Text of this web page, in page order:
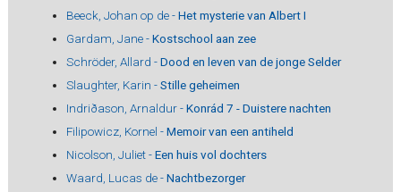
Beeck, Johan op de -Het mysterie van Albert I
Gardam, Jane -Kostschool aan zee
Schröder, Allard -Dood en leven van de jonge Selder
Slaughter, Karin -Stille geheimen
Indriðason, Arnaldur -Konrád 7 - Duistere nachten
Filipowicz, Kornel -Memoir van een antiheld
Nicolson, Juliet -Een huis vol dochters
Waard, Lucas de -Nachtbezorger